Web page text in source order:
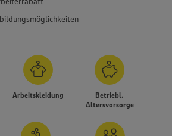
Arbeitskleidung
Betriebl.
Altersvorsorge